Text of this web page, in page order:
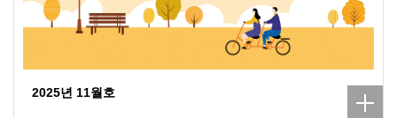
2025년 11월호